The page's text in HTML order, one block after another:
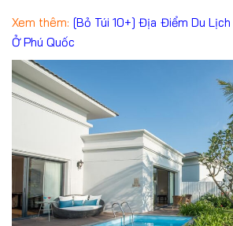
Xem thêm: [Bỏ Túi 10+] Địa Điểm Du
Ở Phú Quốc